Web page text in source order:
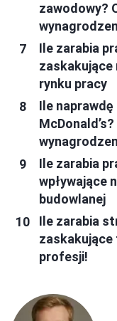
zawodowy?
Ile zarabia
zaskakujące
rynku pracy
Ile
Ile zarabia
wpływające
budowlanej
Ile zarabia
profesji!